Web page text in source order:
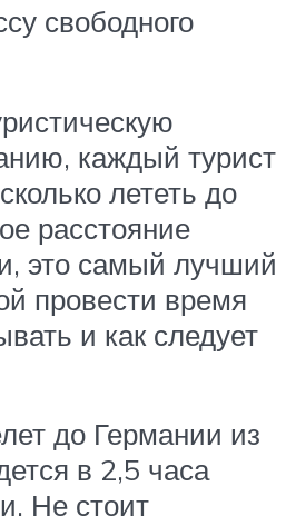
свободного
каждый турист
лететь до
расстояние
это самый лучший
провести время
и как следует
до Германии из
в 2,5 часа
Не стоит